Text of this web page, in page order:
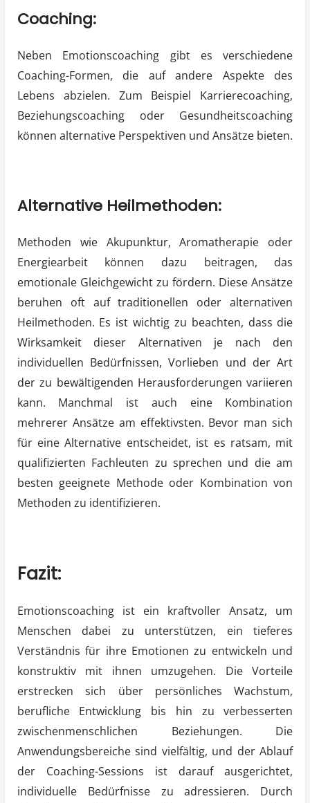
Coaching:
Neben Emotionscoaching gibt es verschiedene
Coaching-Formen, die auf andere Aspekte des
Lebens abzielen. Zum Beispiel Karrierecoaching,
Beziehungscoaching oder Gesundheitscoaching
können alternative Perspektiven und Ansätze bieten.
Alternative Heilmethoden:
Methoden wie Akupunktur, Aromatherapie oder
Energiearbeit können dazu beitragen, das
emotionale Gleichgewicht zu fördern. Diese Ansätze
beruhen oft auf traditionellen oder alternativen
Heilmethoden. Es ist wichtig zu beachten, dass die
Wirksamkeit dieser Alternativen je nach den
individuellen Bedürfnissen, Vorlieben und der Art
der zu bewältigenden Herausforderungen variieren
kann. Manchmal ist auch eine Kombination
mehrerer Ansätze am effektivsten. Bevor man sich
für eine Alternative entscheidet, ist es ratsam, mit
qualifizierten Fachleuten zu sprechen und die am
besten geeignete Methode oder Kombination von
Methoden zu identifizieren.
Fazit:
Emotionscoaching ist ein kraftvoller Ansatz, um
Menschen dabei zu unterstützen, ein tieferes
Verständnis für ihre Emotionen zu entwickeln und
konstruktiv mit ihnen umzugehen. Die Vorteile
erstrecken sich über persönliches Wachstum,
berufliche Entwicklung bis hin zu verbesserten
zwischenmenschlichen Beziehungen. Die
Anwendungsbereiche sind vielfältig, und der Ablauf
der Coaching-Sessions ist darauf ausgerichtet,
individuelle Bedürfnisse zu adressieren. Durch